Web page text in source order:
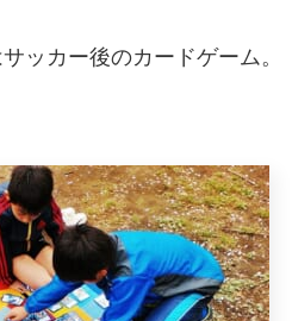
ッカー後のカードゲーム。